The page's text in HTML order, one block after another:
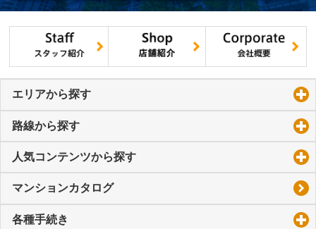
エリアから探す
路線から探す
人気コンテンツから探す
マンションカタログ
各種手続き